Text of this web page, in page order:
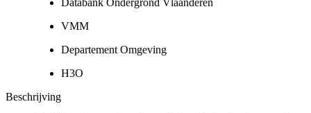
VMM
Departement Omgeving
H3O
Beschrijving